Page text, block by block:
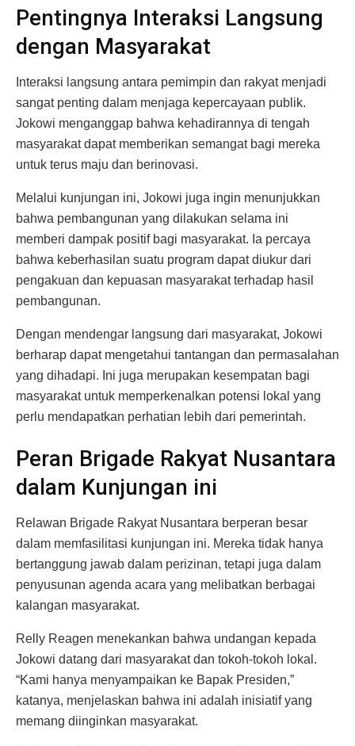
Pentingnya Interaksi Langsung
dengan Masyarakat
Interaksi langsung antara pemimpin dan rakyat menjadi
sangat penting dalam menjaga kepercayaan publik.
Jokowi menganggap bahwa kehadirannya di tengah
masyarakat dapat memberikan semangat bagi mereka
untuk terus maju dan berinovasi.
Melalui kunjungan ini, Jokowi juga ingin menunjukkan
bahwa pembangunan yang dilakukan selama ini
memberi dampak positif bagi masyarakat. Ia percaya
bahwa keberhasilan suatu program dapat diukur dari
pengakuan dan kepuasan masyarakat terhadap hasil
pembangunan.
Dengan mendengar langsung dari masyarakat, Jokowi
berharap dapat mengetahui tantangan dan permasalahan
yang dihadapi. Ini juga merupakan kesempatan bagi
masyarakat untuk memperkenalkan potensi lokal yang
perlu mendapatkan perhatian lebih dari pemerintah.
Peran Brigade Rakyat Nusantara
dalam Kunjungan ini
Relawan Brigade Rakyat Nusantara berperan besar
dalam memfasilitasi kunjungan ini. Mereka tidak hanya
bertanggung jawab dalam perizinan, tetapi juga dalam
penyusunan agenda acara yang melibatkan berbagai
kalangan masyarakat.
Relly Reagen menekankan bahwa undangan kepada
Jokowi datang dari masyarakat dan tokoh-tokoh lokal.
“Kami hanya menyampaikan ke Bapak Presiden,”
katanya, menjelaskan bahwa ini adalah inisiatif yang
memang diinginkan masyarakat.